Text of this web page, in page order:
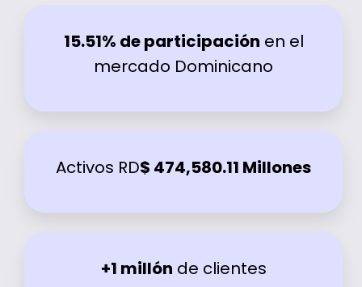
15.51% de participación en el
mercado Dominicano
Activos RD$ 474,580.11 Millones
+1 millón de clientes